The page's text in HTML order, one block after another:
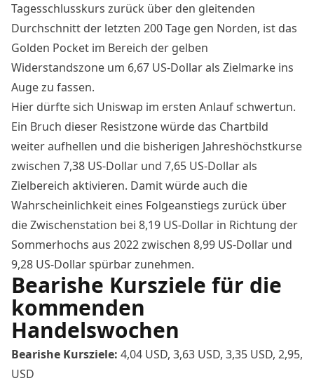
Tagesschlusskurs zurück über den gleitenden
Durchschnitt der letzten 200 Tage gen Norden, ist das
Golden Pocket im Bereich der gelben
Widerstandszone um 6,67 US-Dollar als Zielmarke ins
Auge zu fassen.
Hier dürfte sich Uniswap im ersten Anlauf schwertun.
Ein Bruch dieser Resistzone würde das Chartbild
weiter aufhellen und die bisherigen Jahreshöchstkurse
zwischen 7,38 US-Dollar und 7,65 US-Dollar als
Zielbereich aktivieren. Damit würde auch die
Wahrscheinlichkeit eines Folgeanstiegs zurück über
die Zwischenstation bei 8,19 US-Dollar in Richtung der
Sommerhochs aus 2022 zwischen 8,99 US-Dollar und
9,28 US-Dollar spürbar zunehmen.
Bearishe Kursziele für die
kommenden
Handelswochen
Bearishe Kursziele: 4,04 USD, 3,63 USD, 3,35 USD, 2,95,
USD